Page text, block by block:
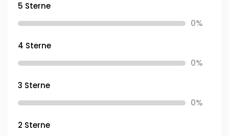
5 Sterne
0%
4 Sterne
0%
3 Sterne
0%
2 Sterne